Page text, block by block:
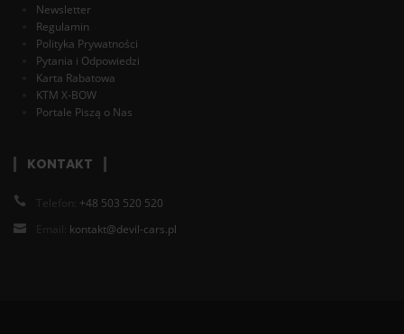
Newsletter
Regulamin
Polityka Prywatności
Pytania i Odpowiedzi
Karta Rabatowa
KTM X-BOW
Portale Piszą o Nas
KONTAKT
Telefon: +48 503 520 520
Email: kontakt@devil-cars.pl